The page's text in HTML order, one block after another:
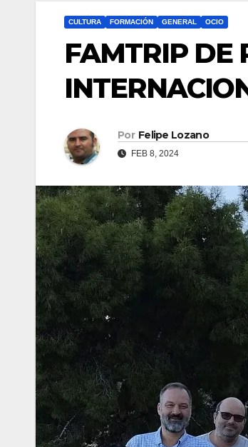
CULTURA FORMACIÓN GENERAL OCIO
FAMTRIP DE
Por Felipe Lozano
FEB 8, 2024